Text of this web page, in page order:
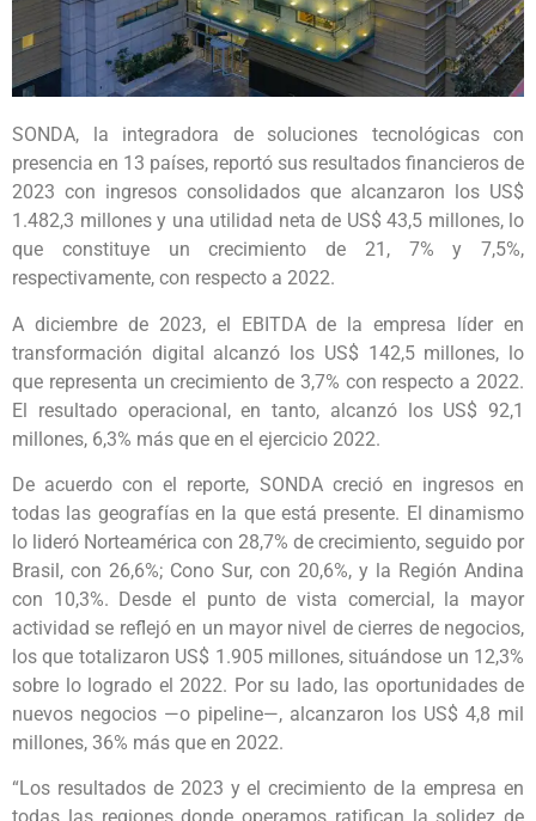
SONDA, la integradora de soluciones tecnológicas con
presencia en 13 países, reportó sus resultados financieros de
2023 con ingresos consolidados que alcanzaron los US$
1.482,3 millones y una utilidad neta de US$ 43,5 millones, lo
que constituye un crecimiento de 21, 7% y 7,5%,
respectivamente, con respecto a 2022.
A diciembre de 2023, el EBITDA de la empresa líder en
transformación digital alcanzó los US$ 142,5 millones, lo
que representa un crecimiento de 3,7% con respecto a 2022.
El resultado operacional, en tanto, alcanzó los US$ 92,1
millones, 6,3% más que en el ejercicio 2022.
De acuerdo con el reporte, SONDA creció en ingresos en
todas las geografías en la que está presente. El dinamismo
lo lideró Norteamérica con 28,7% de crecimiento, seguido por
Brasil, con 26,6%; Cono Sur, con 20,6%, y la Región Andina
con 10,3%. Desde el punto de vista comercial, la mayor
actividad se reflejó en un mayor nivel de cierres de negocios,
los que totalizaron US$ 1.905 millones, situándose un 12,3%
sobre lo logrado el 2022. Por su lado, las oportunidades de
nuevos negocios —o pipeline—, alcanzaron los US$ 4,8 mil
millones, 36% más que en 2022.
“Los resultados de 2023 y el crecimiento de la empresa en